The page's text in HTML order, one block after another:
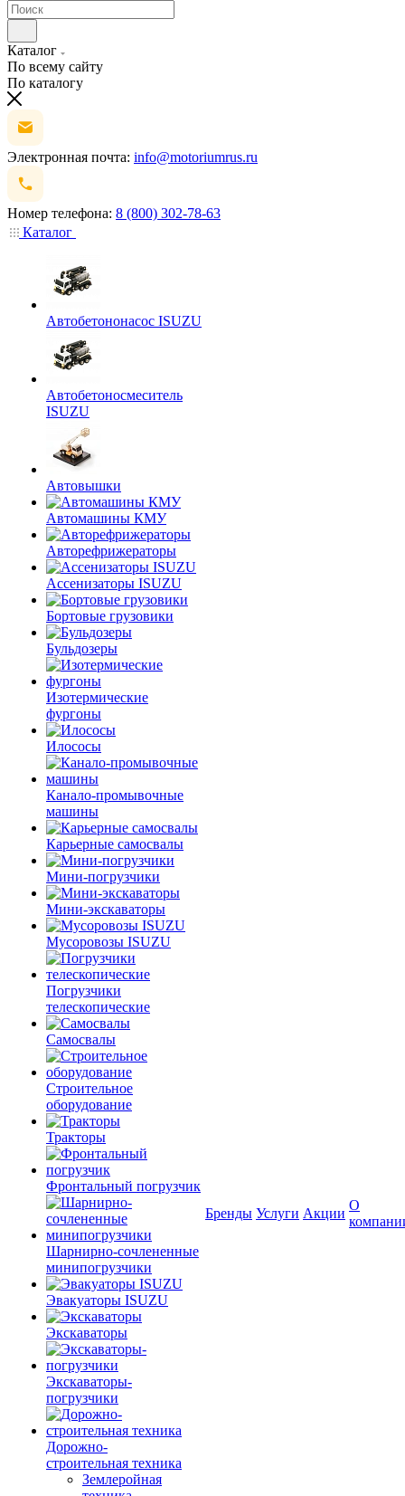
Каталог
По всему сайту
По каталогу
Электронная почта: info@motoriumrus.ru
Номер телефона: 8 (800) 302-78-63
Каталог
Автобетононасос ISUZU
Автобетоносмеситель
ISUZU
Автовышки
Автомашины КМУ
Авторефрижераторы
Ассенизаторы ISUZU
Бортовые грузовики
Бульдозеры
Изотермические
фургоны
Илососы
Канало-промывочные
машины
Карьерные самосвалы
Мини-погрузчики
Мини-экскаваторы
Мусоровозы ISUZU
Погрузчики
телескопические
Самосвалы
Строительное
оборудование
Тракторы
Фронтальный погрузчик
Шарнирно-сочлененные
минипогрузчики
Эвакуаторы ISUZU
Экскаваторы
Экскаваторы-
погрузчики
Дорожно-
строительная техника
Землеройная
Бренды Услуги Акции
О